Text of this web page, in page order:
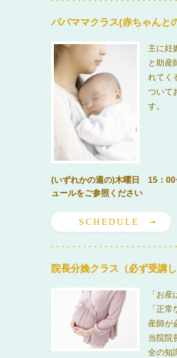
パパママクラス(赤ちゃんと
主に妊
と助産
れてく
ついて
す。
(いずれかの週の)木曜日 15：
ュールをご参照ください
SCHEDULE
院長分娩クラス（必ず受講し
「お産
「正
産師が
当院院
全の知